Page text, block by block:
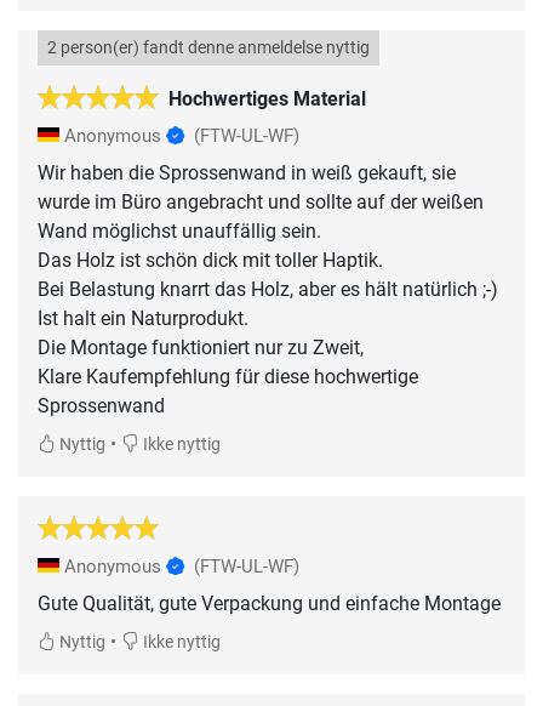
Hochwertiges Material
2 person(er) fandt denne anmeldelse nyttig
Anonymous (FTW-UL-WF)
Wir haben die Sprossenwand in weiß gekauft, sie
wurde im Büro angebracht und sollte auf der weißen
Wand möglichst unauffällig sein.
Das Holz ist schön dick mit toller Haptik.
Bei Belastung knarrt das Holz, aber es hält natürlich ;-)
Ist halt ein Naturprodukt.
Die Montage funktioniert nur zu Zweit,
Klare Kaufempfehlung für diese hochwertige
Sprossenwand
Nyttig • Ikke nyttig
Anonymous (FTW-UL-WF)
Gute Qualität, gute Verpackung und einfache Montage
Nyttig • Ikke nyttig